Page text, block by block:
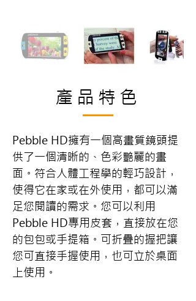
產品特色
Pebble HD擁有一個高畫質鏡頭提
供了一個清晰的、色彩艷麗的畫
面。符合人體工程學的輕巧設計，
使得它在家或在外使用，都可以滿
足您閱讀的需求。您可以利用
Pebble HD專用皮套，直接放在您
的包包或手提箱。可折疊的握把讓
您可直接手握使用，也可立於桌面
上使用。